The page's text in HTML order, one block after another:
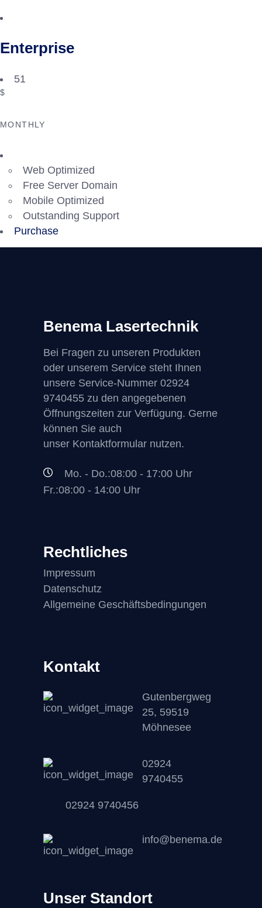
Enterprise
51
$
MONTHLY
Web Optimized
Free Server Domain
Mobile Optimized
Outstanding Support
Purchase
Benema Lasertechnik
Bei Fragen zu unseren Produkten
oder unserem Service steht Ihnen
unsere Service-Nummer 02924
9740455 zu den angegebenen
Öffnungszeiten zur Verfügung. Gerne
können Sie auch
unser Kontaktformular nutzen.
Mo. - Do.:08:00 - 17:00 Uhr
Fr.:08:00 - 14:00 Uhr
Rechtliches
Impressum
Datenschutz
Allgemeine Geschäftsbedingungen
Kontakt
Gutenbergweg
25, 59519
Möhnesee
02924
9740455
02924 9740456
info@benema.de
Unser Standort